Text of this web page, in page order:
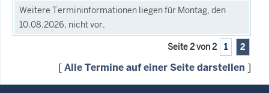
Weitere Termininformationen liegen für Montag, den
10.08.2026, nicht vor.
Seite 2 von 2 1 2
[Alle Termine auf einer Seite darstellen ]